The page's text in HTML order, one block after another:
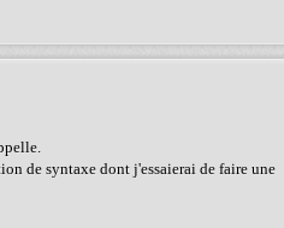
de syntaxe dont j'essaierai de faire une